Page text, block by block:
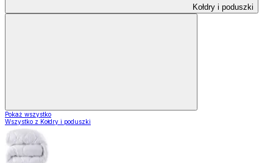
Kołdry i poduszki
Pokaż wszystko
Wszystko z Kołdry i poduszki